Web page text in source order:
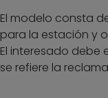
El modelo consta
para la estación y
El interesado debe
se refiere la